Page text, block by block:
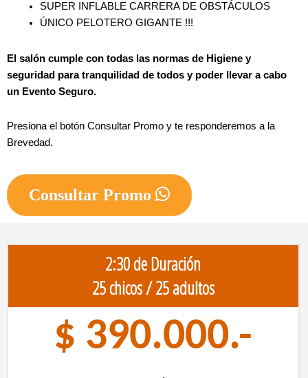
SUPER INFLABLE CARRERA DE OBSTÁCULOS
ÚNICO PELOTERO GIGANTE !!!
El salón cumple con todas las normas de Higiene y
seguridad para tranquilidad de todos y poder llevar a cabo
un Evento Seguro.
Presiona el botón Consultar Promo y te responderemos a la
Brevedad.
Consultar Promo
2:30 de Duración
25 chicos / 25 adultos
$ 390.000.-